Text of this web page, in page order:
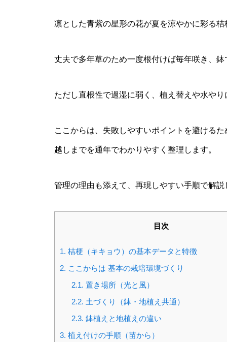
凛とした青紫の星形の花が夏を涼やかに彩る
丈夫で多年草のため一度根付けば毎年咲き、
ただし直根性で過湿に弱く、植え替えや水や
ここからは、失敗しやすいポイントを避ける
越しまでを通年でわかりやすく整理します。
管理の理由も添えて、再現しやすい手順で解説
目次
1. 桔梗（キキョウ）の基本データと特徴
2. ここからは 基本の栽培環境づくり
2.1. 置き場所（光と風）
2.2. 土づくり（鉢・地植え共通）
2.3. 鉢植えと地植えの違い
3. 植え付けの手順（苗から）